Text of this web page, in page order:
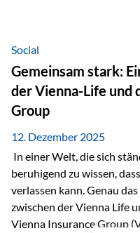
hinzukommen, spielt nicht
steuerliche Effekte haben
Social
Gemeinsam stark:
der Vienna-Life und
Group
12. Dezember 2025
In einer Welt, die sich
beruhigend zu wissen,
verlassen kann. Genau
zwischen der Vienna Life
Vienna Insurance Group